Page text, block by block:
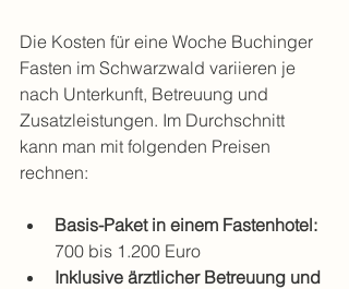
Die Kosten für eine Woche Buchinger
Fasten im Schwarzwald variieren je
nach Unterkunft, Betreuung und
Zusatzleistungen. Im Durchschnitt
kann man mit folgenden Preisen
rechnen:
Basis-Paket in einem Fastenhotel:
700 bis 1.200 Euro
Inklusive ärztlicher Betreuung und